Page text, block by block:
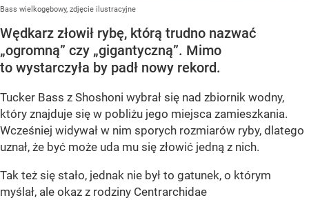
Bass wielkogębowy, zdjęcie ilustracyjne
Wędkarz złowił rybę, którą trudno nazwać
„ogromną” czy „gigantyczną”. Mimo
to wystarczyła by padł nowy rekord.
Tucker Bass z Shoshoni wybrał się nad zbiornik wodny,
który znajduje się w pobliżu jego miejsca zamieszkania.
Wcześniej widywał w nim sporych rozmiarów ryby, dlatego
uznał, że być może uda mu się złowić jedną z nich.
Tak też się stało, jednak nie był to gatunek, o którym
myślał, ale okaz z rodziny Centrarchidae